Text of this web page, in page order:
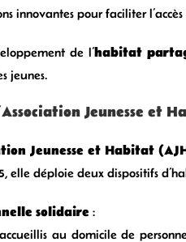
innovantes pour faciliter
de l’habitat
jeunes.
Jeunesse et
Jeunesse et Habitat
elle déploie deux dispositifs
solidaire :
au domicile de